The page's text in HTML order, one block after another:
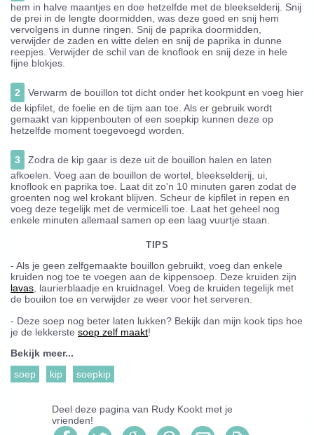
hem in halve maantjes en doe hetzelfde met de bleekselderij. Snij
de prei in de lengte doormidden, was deze goed en snij hem
vervolgens in dunne ringen. Snij de paprika doormidden,
verwijder de zaden en witte delen en snij de paprika in dunne
reepjes. Verwijder de schil van de knoflook en snij deze in hele
fijne blokjes.
2
Verwarm de bouillon tot dicht onder het kookpunt en voeg hier
de kipfilet, de foelie en de tijm aan toe. Als er gebruik wordt
gemaakt van kippenbouten of een soepkip kunnen deze op
hetzelfde moment toegevoegd worden.
3
Zodra de kip gaar is deze uit de bouillon halen en laten
afkoelen. Voeg aan de bouillon de wortel, bleekselderij, ui,
knoflook en paprika toe. Laat dit zo'n 10 minuten garen zodat de
groenten nog wel krokant blijven. Scheur de kipfilet in repen en
voeg deze tegelijk met de vermicelli toe. Laat het geheel nog
enkele minuten allemaal samen op een laag vuurtje staan.
TIPS
- Als je geen zelfgemaakte bouillon gebruikt, voeg dan enkele
kruiden nog toe te voegen aan de kippensoep. Deze kruiden zijn
lavas, laurierblaadje en kruidnagel. Voeg de kruiden tegelijk met
de bouilon toe en verwijder ze weer voor het serveren.
- Deze soep nog beter laten lukken? Bekijk dan mijn kook tips hoe
je de lekkerste soep zelf maakt!
Bekijk meer...
soep
kip soepkip
Deel deze pagina van Rudy Kookt met je
vrienden!